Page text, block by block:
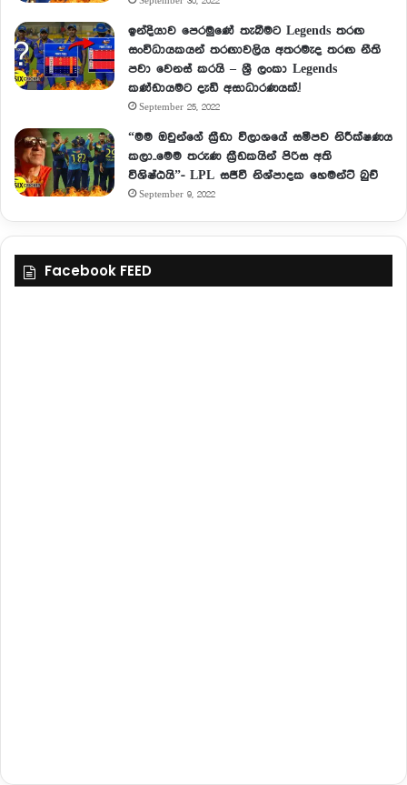
ඉන්දියාව පෙරමුණේ තැබීමට Legends තරඟ
සංවිධායකයන් තරඟාවලිය අතරමැද තරඟ නීති
පවා වෙනස් කරයි – ශ්‍රී ලංකා Legends
කණ්ඩායමට දැඩි අසාධාරණයක්.!
September 25, 2022
“මම ඔවුන්ගේ ක්‍රීඩා විලාශයේ සමීපව නිරීක්ෂණය
කලා..මෙම තරුණ ක්‍රීඩකයින් පිරිස අති
විශිෂ්ඨයි”- LPL සජීවී නිශ්පාදක හෙමන්ට් බුච්
September 9, 2022
Facebook FEED